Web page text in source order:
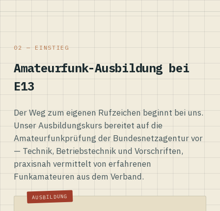
02 — EINSTIEG
Amateurfunk-Ausbildung bei
E13
Der Weg zum eigenen Rufzeichen beginnt bei uns.
Unser Ausbildungskurs bereitet auf die
Amateurfunkprüfung der Bundesnetzagentur vor
— Technik, Betriebstechnik und Vorschriften,
praxisnah vermittelt von erfahrenen
Funkamateuren aus dem Verband.